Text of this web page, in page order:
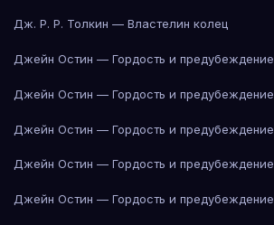
Дж. Р. Р. Толкин — Властелин колец
Джейн Остин — Гордость и предубеждение
Джейн Остин — Гордость и предубеждение
Джейн Остин — Гордость и предубеждение
Джейн Остин — Гордость и предубеждение
Джейн Остин — Гордость и предубеждение